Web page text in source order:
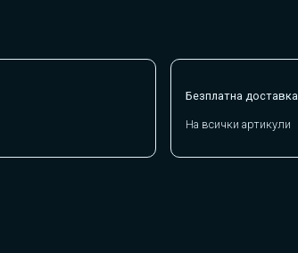
Безплатна доставка
На всички артикули